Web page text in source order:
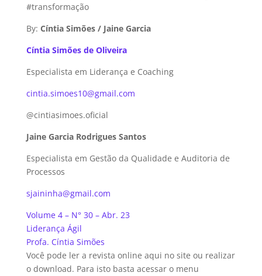
#transformação
By: Cíntia Simões / Jaine Garcia
Cíntia Simões de Oliveira
Especialista em Liderança e Coaching
cintia.simoes10@gmail.com
@cintiasimoes.oficial
Jaine Garcia Rodrigues Santos
Especialista em Gestão da Qualidade e Auditoria de
Processos
sjaininha@gmail.com
Volume 4 – N° 30 – Abr. 23
Liderança Ágil
Profa. Cíntia Simões
Você pode ler a revista online aqui no site ou realizar
o download. Para isto basta acessar o menu